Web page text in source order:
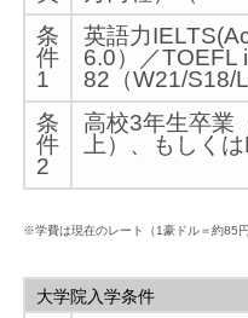
条
件
1
英語力
6.0）／TOEFL
82（W21/S18/
条
件
2
高校3年生卒業
上）、もしく
※学費は現在のレート（1豪ドル＝約85
大学院入学条件